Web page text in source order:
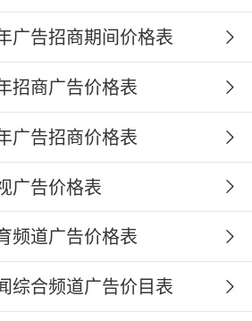
广告招商期间价格表
招商广告价格表
广告招商价格表
广告价格表
频道广告价格表
综合频道广告价目表